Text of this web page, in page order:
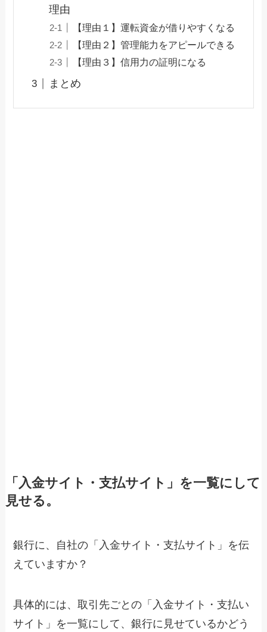
理由
【理由１】運転資金が借りやすくなる
【理由２】管理能力をアピールできる
【理由３】信用力の証明になる
まとめ
「入金サイト・支払サイト」を一覧にして
見せる。
銀行に、自社の「入金サイト・支払サイト」を伝
えていますか？
具体的には、取引先ごとの「入金サイト・支払い
サイト」を一覧にして、銀行に見せているかどう